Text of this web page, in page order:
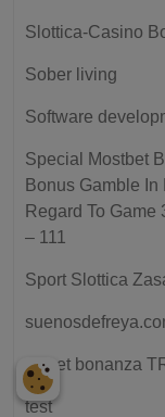
Slottica-Casino
Sober living
Software
Special Mostbet
Bonus Gamble
Regard To
– 111
Sport Slottica
sweet bonanza
test